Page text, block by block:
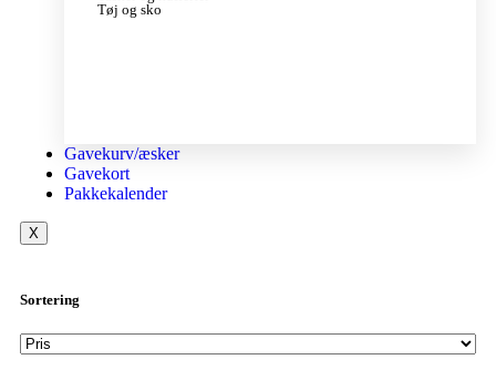
Tøj og sko
Gavekurv/æsker
Gavekort
Pakkekalender
X
Sortering